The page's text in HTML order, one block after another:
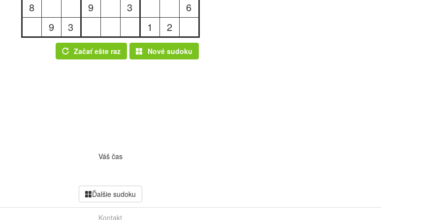
8 9 3
6
9
3 1 2
Začať ešte raz Nové sudoku
Váš čas
Ďalšie sudoku
Kontakt